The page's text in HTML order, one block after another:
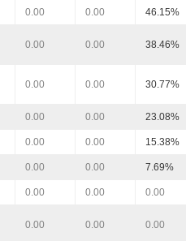
0.00 0.00 46.15%
0.00 0.00 38.46%
0.00 0.00 30.77%
0.00 0.00 23.08%
0.00 0.00 15.38%
0.00 0.00 7.69%
0.00 0.00 0.00
0.00 0.00 0.00